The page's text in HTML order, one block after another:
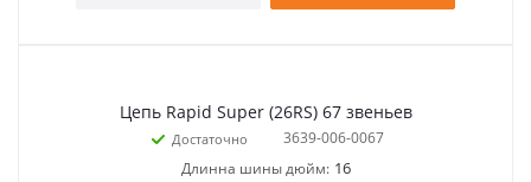
Цепь Rapid Super (26RS) 67 звеньев
Достаточно
3639-006-0067
Длинна шины дюйм: 16